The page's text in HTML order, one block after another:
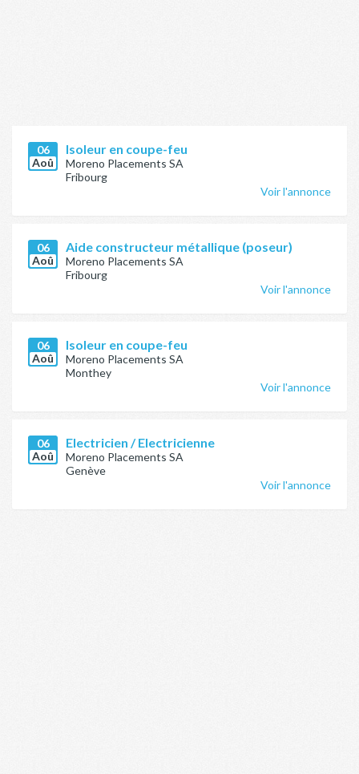
06
Aoû
Isoleur en coupe-feu
Moreno Placements SA
Fribourg
Voir l'annonce
06
Aoû
Aide constructeur métallique (poseur)
Moreno Placements SA
Fribourg
Voir l'annonce
06
Aoû
Isoleur en coupe-feu
Moreno Placements SA
Monthey
Voir l'annonce
06
Aoû
Electricien / Electricienne
Moreno Placements SA
Genève
Voir l'annonce